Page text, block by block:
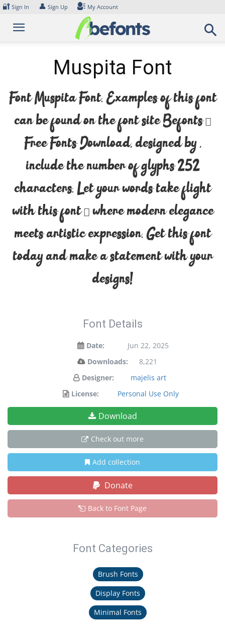
Skip
content
🔐 Sign In 👤 Sign Up My Account
Muspita Font
Font Muspita Font. Examples of this font
can be found on the font site Befonts –
Free Fonts Download, designed by ,
include the number of glyphs 252
characters. Let your words take flight
with this font — where modern elegance
meets artistic expression. Get this font
today and make a statement with your
designs!
Font Details
Date:
Jun 22, 2025
Downloads:
8,221
Designer:
majelis art
License:
Personal Use Only
Download
Check out more
Add collection
Donate
Back to Font Page
Font Categories
Brush Fonts
Display Fonts
Minimal Fonts